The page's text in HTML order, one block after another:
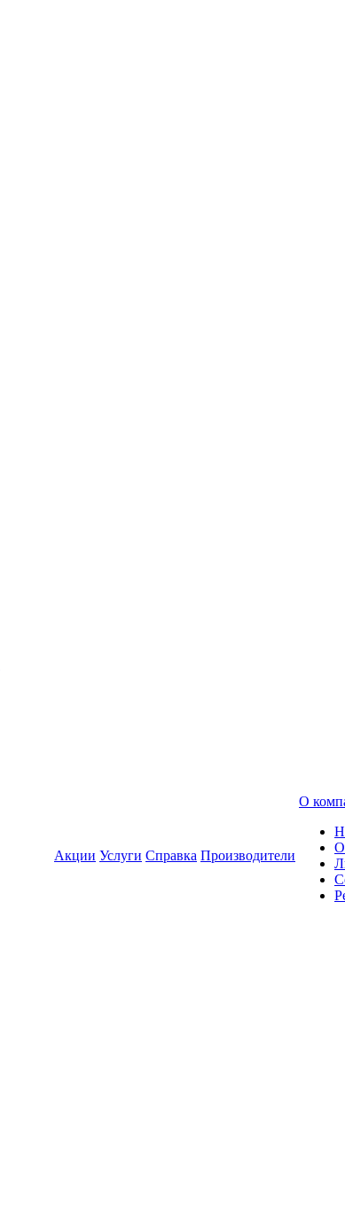
Акции Услуги Справка Производители
О